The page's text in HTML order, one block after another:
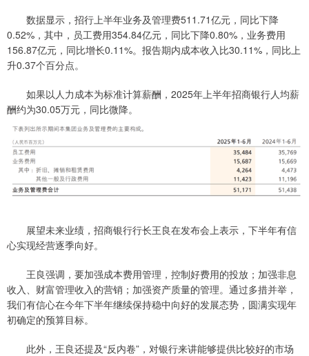
数据显示，招行上半年业务及管理费511.71亿元，同比下降
0.52%，其中，员工费用354.84亿元，同比下降0.80%，业务费用
156.87亿元，同比增长0.11%。报告期内成本收入比30.11%，同比上
升0.37个百分点。
如果以人力成本为标准计算薪酬，2025年上半年招商银行人均薪
酬约为30.05万元，同比微降。
展望未来业绩，招商银行行长王良在发布会上表示，下半年有信
心实现经营逐季向好。
王良强调，要加强成本费用管理，控制好费用的投放；加强非息
收入、财富管理收入的营销；加强资产质量的管理。通过多措并举，
我们有信心在今年下半年继续保持稳中向好的发展态势，圆满实现年
初确定的预算目标。
此外，王良还提及“反内卷”，对银行来讲能够提供比较好的市场